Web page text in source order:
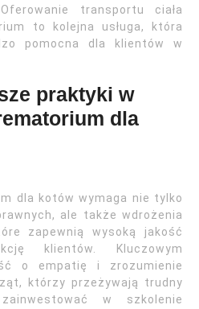
transportu ciała
to kolejna usługa, która
pomocna dla klientów w
praktyki w
dla
dla kotów wymaga nie tylko
ale także wdrożenia
zapewnią wysoką jakość
klientów. Kluczowym
o empatię i zrozumienie
którzy przeżywają trudny
w szkolenie